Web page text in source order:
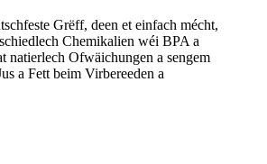
Grëff, deen et einfach mécht,
Chemikalien wéi BPA a
natierlech Ofwäichungen a sengem
a Fett beim Virbereeden a